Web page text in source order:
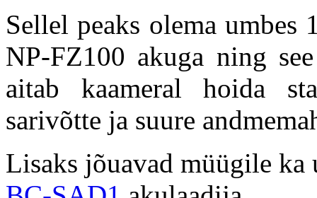
Sellel peaks olema umbes
NP-FZ100 akuga ning
aitab kaameral hoida
sarivõtte ja suure
Lisaks jõuavad müügile ka